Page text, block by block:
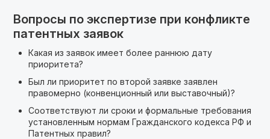
Вопросы по экспертизе при конфликте
патентных заявок
Какая из заявок имеет более раннюю дату
приоритета?
Был ли приоритет по второй заявке заявлен
правомерно (конвенционный или выставочный)?
Соответствуют ли сроки и формальные требования
установленным нормам Гражданского кодекса РФ и
Патентных правил?